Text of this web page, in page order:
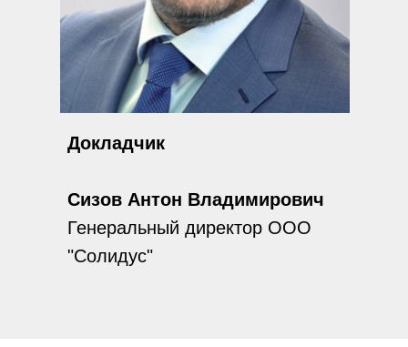
Докладчик
Сизов Антон Владимирович
Генеральный директор ООО
"Солидус"